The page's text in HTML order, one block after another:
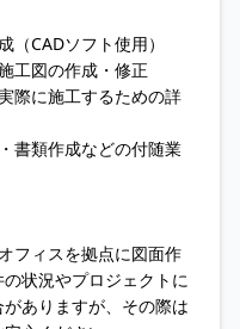
CADソフト使用）
工図の作成・修正
際に施工するための詳
書類作成などの付随業
フィスを拠点に図面作
状況やプロジェクトに
ありますが、その際は